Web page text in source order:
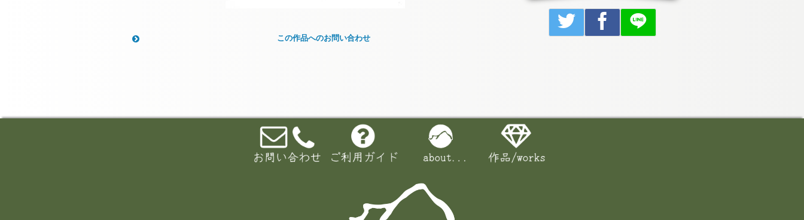
この作品へのお問い合わせ
メッセージ本文